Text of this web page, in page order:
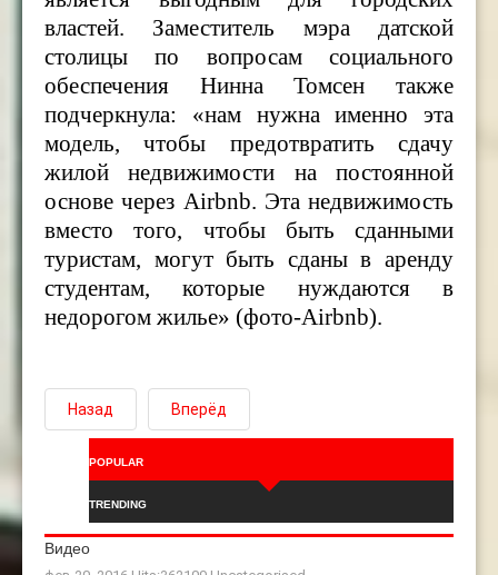
властей. Заместитель мэра датской
столицы по вопросам социального
обеспечения Нинна Томсен также
подчеркнула: «нам нужна именно эта
модель, чтобы предотвратить сдачу
жилой недвижимости на постоянной
основе через Airbnb. Эта недвижимость
вместо того, чтобы быть сданными
туристам, могут быть сданы в аренду
студентам, которые нуждаются в
недорогом жилье» (фото-Airbnb).
Назад Вперёд
POPULAR
TRENDING
Видео